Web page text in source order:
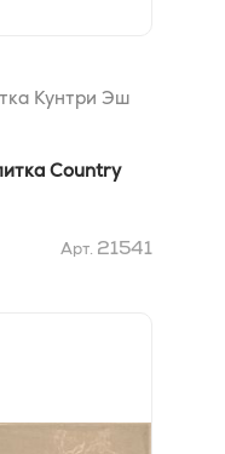
Кунтри Эш
Country
Арт. 21541